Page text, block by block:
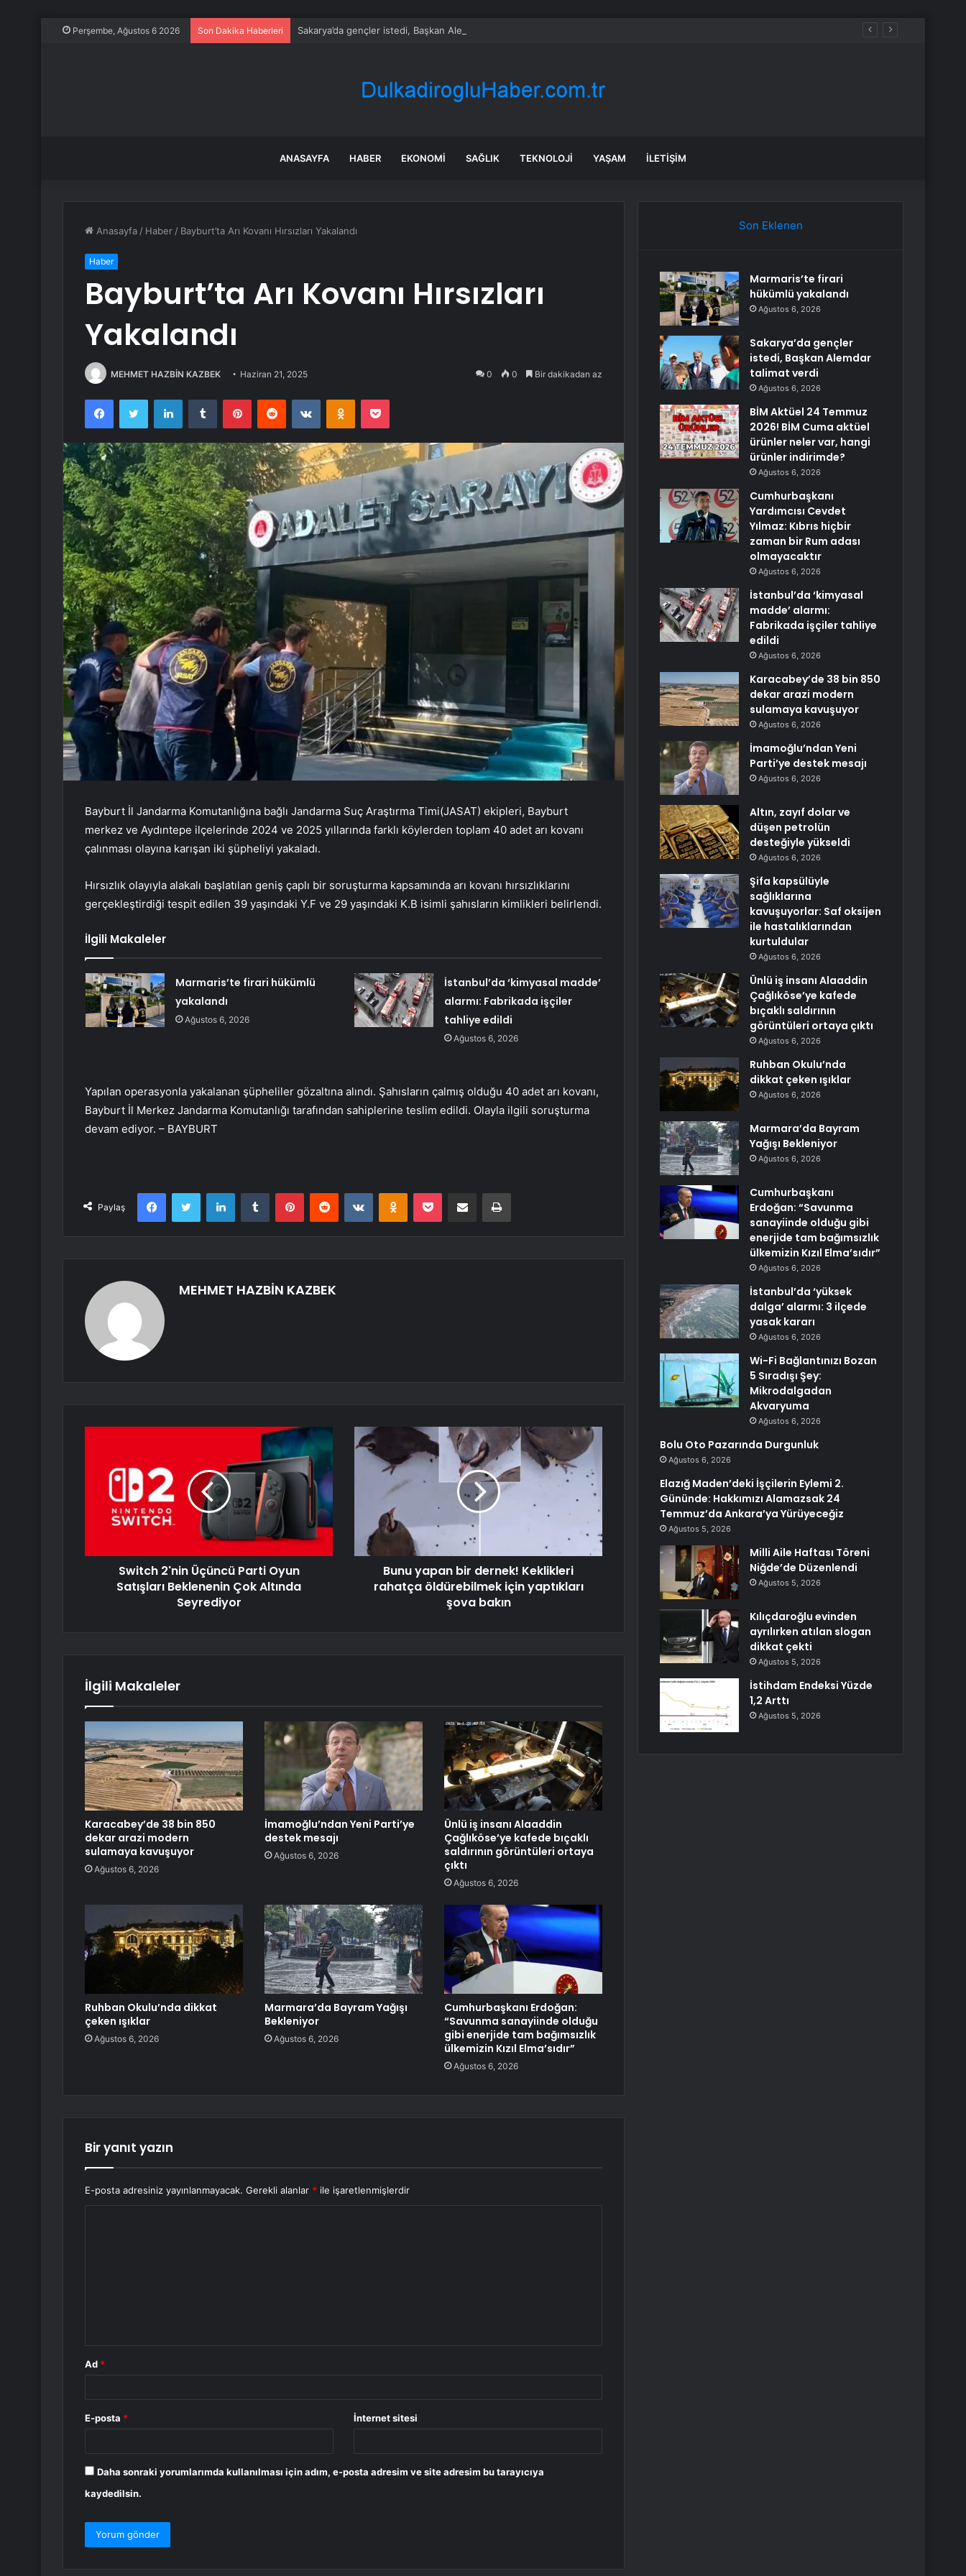
Perşembe, Ağustos 6 2026 Son Dakika Haberleri Sakarya’da gençler istedi, Başkan Alemdar talimat verdi
ANASAYFA HABER EKONOMI SAĞLIK TEKNOLOJI YAŞAM İLETIŞIM
Anasayfa / Haber / Bayburt’ta Arı Kovanı Hırsızları Yakalandı
Haber
Bayburt’ta Arı Kovanı Hırsızları
Yakalandı
MEHMET HAZBİN KAZBEK Haziran 21, 2025 0 0 Bir dakikadan az
FacebookTwitter LinkedInTumblr PinterestReddit VKontakteOdnoklassniki
Pocket
Bayburt İl Jandarma Komutanlığına bağlı Jandarma Suç Araştırma Timi(JASAT) ekipleri, Bayburt
merkez ve Aydıntepe ilçelerinde 2024 ve 2025 yıllarında farklı köylerden toplam 40 adet arı kovanı
çalınması olayına karışan iki şüpheliyi yakaladı.
Hırsızlık olayıyla alakalı başlatılan geniş çaplı bir soruşturma kapsamında arı kovanı hırsızlıklarını
gerçekleştirdiği tespit edilen 39 yaşındaki Y.F ve 29 yaşındaki K.B isimli şahısların kimlikleri belirlendi.
İlgili Makaleler
Marmaris’te firari hükümlü
yakalandı
Ağustos 6, 2026
İstanbul’da ‘kimyasal madde’
alarmı: Fabrikada işçiler
tahliye edildi
Ağustos 6, 2026
Yapılan operasyonla yakalanan şüpheliler gözaltına alındı. Şahısların çalmış olduğu 40 adet arı kovanı,
Bayburt İl Merkez Jandarma Komutanlığı tarafından sahiplerine teslim edildi. Olayla ilgili soruşturma
devam ediyor. – BAYBURT
Paylaş
FacebookTwitter LinkedInTumblr PinterestReddit VKontakteOdnoklassniki
Pocket E-Posta ile paylaş Yazdır
MEHMET HAZBİN KAZBEK
Switch 2'nin Üçüncü Parti Oyun
Satışları Beklenenin Çok Altında
Seyrediyor
Bunu yapan bir dernek! Keklikleri
rahatça öldürebilmek için yaptıkları
şova bakın
İlgili Makaleler
Karacabey’de 38 bin 850
dekar arazi modern
sulamaya kavuşuyor
Ağustos 6, 2026
İmamoğlu’ndan Yeni Parti’ye
destek mesajı
Ağustos 6, 2026
Ünlü iş insanı Alaaddin
Çağlıköse’ye kafede bıçaklı
saldırının görüntüleri ortaya
çıktı
Ağustos 6, 2026
Ruhban Okulu’nda dikkat
çeken ışıklar
Ağustos 6, 2026
Marmara’da Bayram Yağışı
Bekleniyor
Ağustos 6, 2026
Cumhurbaşkanı Erdoğan:
“Savunma sanayiinde olduğu
gibi enerjide tam bağımsızlık
ülkemizin Kızıl Elma’sıdır”
Ağustos 6, 2026
Bir yanıt yazın
E-posta adresiniz yayınlanmayacak. Gerekli alanlar * ile işaretlenmişlerdir
Ad *
E-posta * İnternet sitesi
Daha sonraki yorumlarımda kullanılması için adım, e-posta adresim ve site adresim bu tarayıcıya
kaydedilsin.
Son Eklenen
Marmaris’te firari
hükümlü yakalandı
Ağustos 6, 2026
Sakarya’da gençler
istedi, Başkan Alemdar
talimat verdi
Ağustos 6, 2026
BİM Aktüel 24 Temmuz
2026! BİM Cuma aktüel
ürünler neler var, hangi
ürünler indirimde?
Ağustos 6, 2026
Cumhurbaşkanı
Yardımcısı Cevdet
Yılmaz: Kıbrıs hiçbir
zaman bir Rum adası
olmayacaktır
Ağustos 6, 2026
İstanbul’da ‘kimyasal
madde’ alarmı:
Fabrikada işçiler tahliye
edildi
Ağustos 6, 2026
Karacabey’de 38 bin 850
dekar arazi modern
sulamaya kavuşuyor
Ağustos 6, 2026
İmamoğlu’ndan Yeni
Parti’ye destek mesajı
Ağustos 6, 2026
Altın, zayıf dolar ve
düşen petrolün
desteğiyle yükseldi
Ağustos 6, 2026
Şifa kapsülüyle
sağlıklarına
kavuşuyorlar: Saf oksijen
ile hastalıklarından
kurtuldular
Ağustos 6, 2026
Ünlü iş insanı Alaaddin
Çağlıköse’ye kafede
bıçaklı saldırının
görüntüleri ortaya çıktı
Ağustos 6, 2026
Ruhban Okulu’nda
dikkat çeken ışıklar
Ağustos 6, 2026
Marmara’da Bayram
Yağışı Bekleniyor
Ağustos 6, 2026
Cumhurbaşkanı
Erdoğan: “Savunma
sanayiinde olduğu gibi
enerjide tam bağımsızlık
ülkemizin Kızıl Elma’sıdır”
Ağustos 6, 2026
İstanbul’da ‘yüksek
dalga’ alarmı: 3 ilçede
yasak kararı
Ağustos 6, 2026
Wi-Fi Bağlantınızı Bozan
5 Sıradışı Şey:
Mikrodalgadan
Akvaryuma
Ağustos 6, 2026
Bolu Oto Pazarında Durgunluk
Ağustos 6, 2026
Elazığ Maden’deki İşçilerin Eylemi 2.
Gününde: Hakkımızı Alamazsak 24
Temmuz’da Ankara’ya Yürüyeceğiz
Ağustos 5, 2026
Milli Aile Haftası Töreni
Niğde’de Düzenlendi
Ağustos 5, 2026
Kılıçdaroğlu evinden
ayrılırken atılan slogan
dikkat çekti
Ağustos 5, 2026
İstihdam Endeksi Yüzde
1,2 Arttı
Ağustos 5, 2026